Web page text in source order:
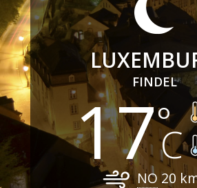
FINDEL
17
NO 20